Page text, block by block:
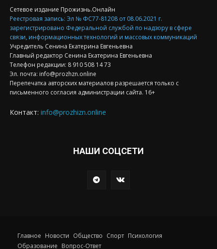
Сетевое издание Прожизнь.Онлайн
Реестровая запись: Эл № ФС77-81208 от 08.06.2021 г.
зарегистрировано Федеральной службой по надзору в сфере
связи, информационных технологий и массовых коммуникаций
Учредитель Сенина Екатерина Евгеньевна
Главный редактор Сенина Екатерина Евгеньевна
Телефон редакции: 8 910 508 14 73
Эл. почта: info@prozhzn.online
Перепечатка авторских материалов разрешается только с
письменного согласия администрации сайта. 16+
Контакт: info@prozhizn.online
НАШИ СОЦСЕТИ
Главное Новости Общество Спорт Психология
Образование Вопрос-Ответ